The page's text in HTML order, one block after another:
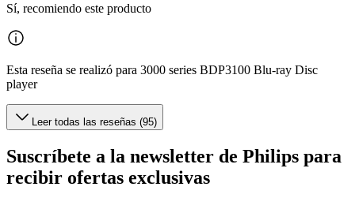
Sí, recomiendo este producto
Esta reseña se realizó para 3000 series BDP3100 Blu-ray Disc
player
Leer todas las reseñas (95)
Suscríbete a la newsletter de Philips para
recibir ofertas exclusivas